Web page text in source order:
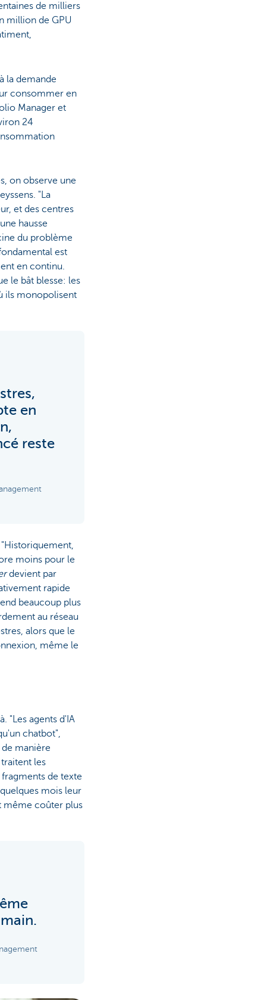
de milliers
million de GPU
la demande
consommer en
Manager et
24
on observe une
"La
et des centres
hausse
du problème
est
en continu.
le bât blesse: les
ils monopolisent
en
reste
moins pour le
devient par
rapide
beaucoup plus
au réseau
alors que le
même le
"Les agents d'IA
chatbot",
manière
les
de texte
mois leur
même coûter plus